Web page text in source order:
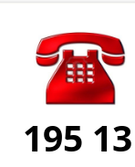
195 13